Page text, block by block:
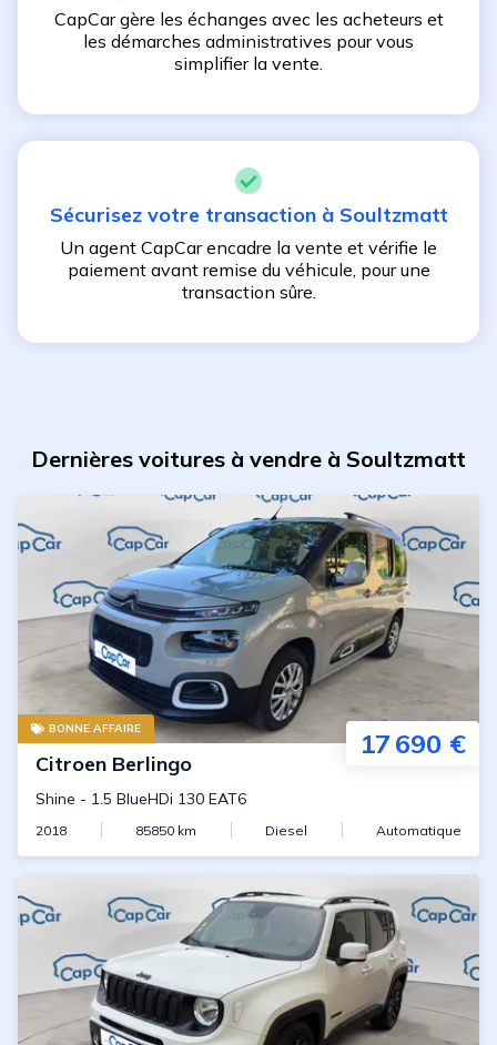
CapCar gère les échanges avec les acheteurs et
les démarches administratives pour vous
simplifier la vente.
Sécurisez votre transaction à Soultzmatt
Un agent CapCar encadre la vente et vérifie le
paiement avant remise du véhicule, pour une
transaction sûre.
Dernières voitures à vendre à Soultzmatt
BONNE AFFAIRE 17 690 €
Citroen Berlingo
Shine - 1.5 BlueHDi 130 EAT6
2018 85850 km Diesel Automatique